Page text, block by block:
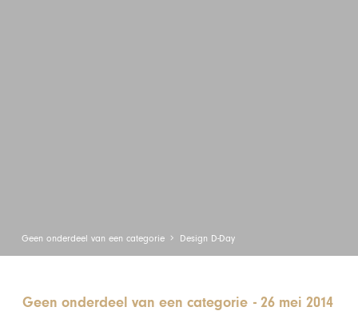
Geen onderdeel van een categorie Design D-Day
Geen onderdeel van een categorie -26 mei 2014